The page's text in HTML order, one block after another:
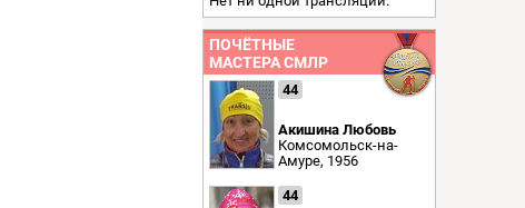
ПОЧЁТНЫЕ
МАСТЕРА СМЛР
44
Акишина Любовь
Комсомольск-на-
Амуре, 1956
44